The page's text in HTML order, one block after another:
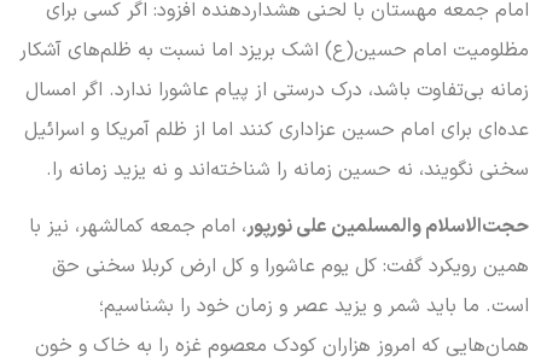
امام جمعه مهستان با لحنی هشداردهنده افزود: اگر کسی برای
مظلومیت امام حسین(ع) اشک بریزد اما نسبت به ظلم‌های آشکار
زمانه بی‌تفاوت باشد، درک درستی از پیام عاشورا ندارد. اگر امسال
عده‌ای برای امام حسین عزاداری کنند اما از ظلم آمریکا و اسرائیل
سخنی نگویند، نه حسین زمانه را شناخته‌اند و نه یزید زمانه را.
حجت‌الاسلام والمسلمین علی نورپور، امام جمعه کمالشهر، نیز با
همین رویکرد گفت: کل یوم عاشورا و کل ارض کربلا سخنی حق
است. ما باید شمر و یزید عصر و زمان خود را بشناسیم؛
همان‌هایی که امروز هزاران کودک معصوم غزه را به خاک و خون